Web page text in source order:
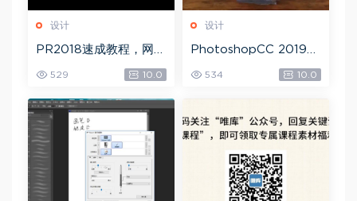
设计
PR2018速成教程，网盘
529 10.0
设计
PhotoshopCC 2019
大师课，网盘下载(5.71
G)
534 10.0